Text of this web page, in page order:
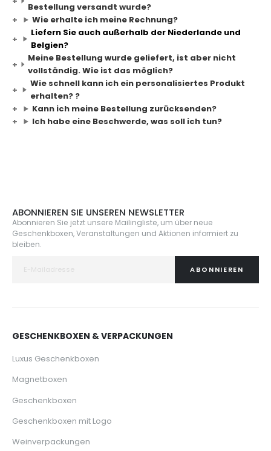
Bestellung versandt wurde?
Wie erhalte ich meine Rechnung?
Liefern Sie auch außerhalb der Niederlande und
Belgien?
Meine Bestellung wurde geliefert, ist aber nicht
vollständig. Wie ist das möglich?
Wie schnell kann ich ein personalisiertes Produkt
erhalten? ?
Kann ich meine Bestellung zurücksenden?
Ich habe eine Beschwerde, was soll ich tun?
ABONNIEREN SIE UNSEREN NEWSLETTER
Abonnieren Sie jetzt unsere Mailingliste, um über neue
Geschenkboxen, Veranstaltungen und Aktionen informiert zu
bleiben.
ABONNIEREN
GESCHENKBOXEN & VERPACKUNGEN
Luxus Geschenkboxen
Magnetboxen
Geschenkboxen
Geschenkboxen mit Logo
Weinverpackungen